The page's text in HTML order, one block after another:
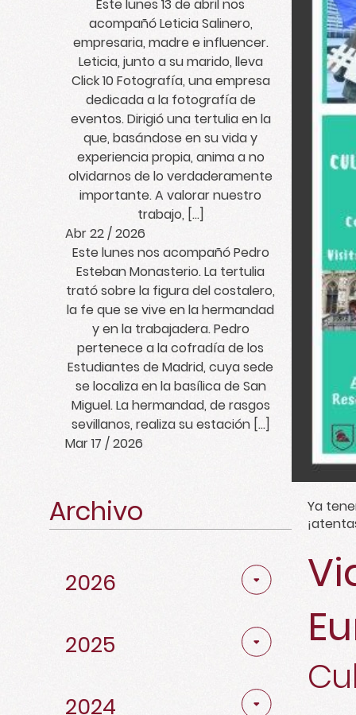
Este lunes 13 de abril nos
acompañó Leticia Salinero,
empresaria, madre e influencer.
Leticia, junto a su marido, lleva
Click 10 Fotografía, una empresa
dedicada a la fotografía de
eventos. Dirigió una tertulia en la
que, basándose en su vida y
experiencia propia, anima a no
olvidarnos de lo verdaderamente
importante. A valorar nuestro
trabajo, […]
Abr 22 / 2026
Este lunes nos acompañó Pedro
Esteban Monasterio. La tertulia
trató sobre la figura del costalero,
la fe que se vive en la hermandad
y en la trabajadera. Pedro
pertenece a la cofradía de los
Estudiantes de Madrid, cuya sede
se localiza en la basílica de San
Miguel. La hermandad, de rasgos
sevillanos, realiza su estación […]
Mar 17 / 2026
Archivo
2026
Marzo
2
Febrero
4
2025
3
Octubre
3
Febrero
2
2024
Noviembre
4
Octubre
5
1
Noviembre
5
Octubre
6
Noviembre
2
Ya